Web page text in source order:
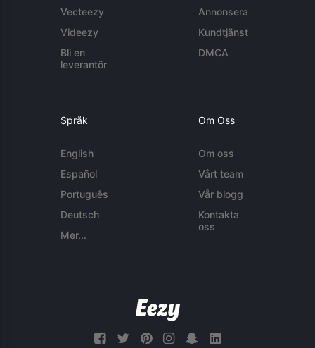
Vecteezy
Videezy
Bli en
leverantör
Annonsera
Kundtjänst
DMCA
Språk
English
Español
Português
Deutsch
Mer...
Om Oss
Om oss
Vårt team
Vår blogg
Kontakta
oss